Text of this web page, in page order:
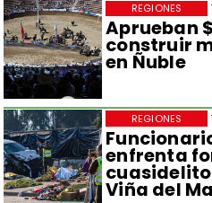
Aprueban
construir
en Ñuble
REGIONES
enfrenta
Viña del
REGIONES